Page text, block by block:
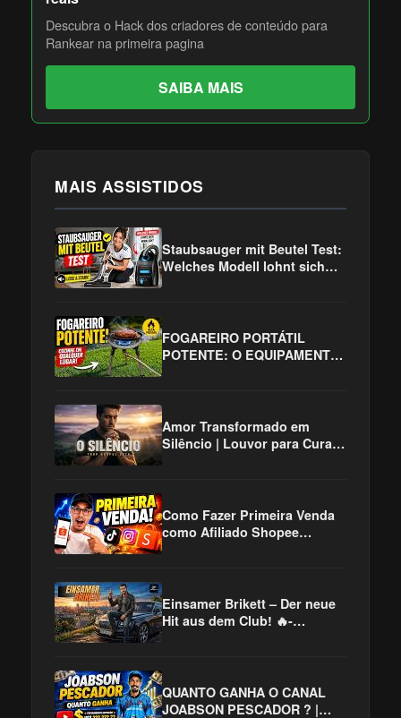
Descubra o Hack dos criadores de conteúdo para
Rankear na primeira pagina
SAIBA MAIS
MAIS ASSISTIDOS
Staubsauger mit Beutel Test:
Welches Modell lohnt sich
FOGAREIRO PORTÁTIL
POTENTE: O EQUIPAMENTO
Amor Transformado em
Silêncio | Louvor para Curar
Como Fazer Primeira Venda
como Afiliado Shopee
Einsamer Brikett – Der neue
Hit aus dem Club! 🔥-
QUANTO GANHA O CANAL
JOABSON PESCADOR ? |